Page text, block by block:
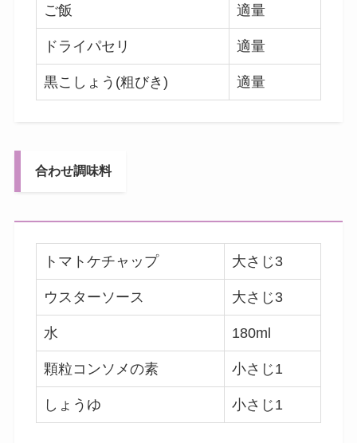
ご飯 適量
ドライパセリ 適量
黒こしょう(粗びき) 適量
合わせ調味料
トマトケチャップ 大さじ3
ウスターソース 大さじ3
水 180ml
顆粒コンソメの素 小さじ1
しょうゆ 小さじ1